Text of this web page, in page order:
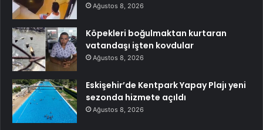
Ağustos 8, 2026
Köpekleri boğulmaktan kurtaran
vatandaşı işten kovdular
Ağustos 8, 2026
Eskişehir’de Kentpark Yapay Plajı yeni
sezonda hizmete açıldı
Ağustos 8, 2026